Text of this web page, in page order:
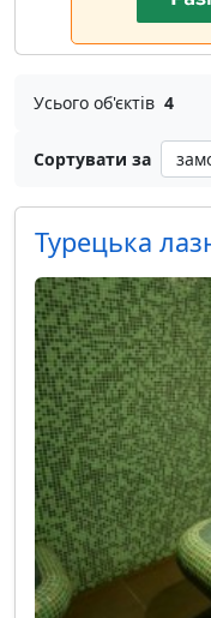
Усього об'єктів 4
Сортувати за
Турецька